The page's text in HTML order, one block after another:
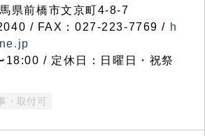
県前橋市文京町4-8-7
/ FAX：027-223-7769 / h
18:00 / 定休日：日曜日・祝祭
・取付可